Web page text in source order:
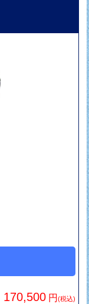
170,500 円(税込)